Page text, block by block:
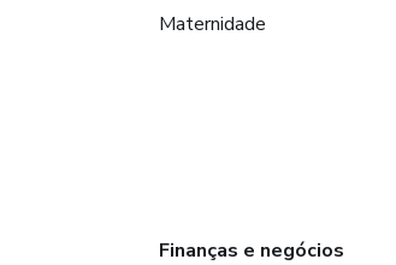
Maternidade
Finanças e negócios